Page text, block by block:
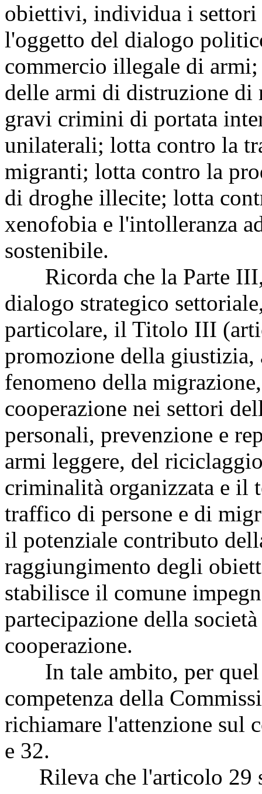
obiettivi, individua i settori
l'oggetto del dialogo
commercio illegale di
delle armi di distruzione di
gravi crimini di portata
unilaterali; lotta contro la
migranti; lotta contro la
di droghe illecite; lotta
xenofobia e l'intolleranza
sostenibile.
Ricorda che la Parte III,
dialogo strategico
particolare, il Titolo III
promozione della
fenomeno della
cooperazione nei settori
personali, prevenzione e
armi leggere, del
criminalità organizzata e il
traffico di persone e di
il potenziale contributo
raggiungimento degli
stabilisce il comune
partecipazione della
cooperazione.
In tale ambito, per quel
competenza della
richiamare l'attenzione sul
e 32.
Rileva che l'articolo 29